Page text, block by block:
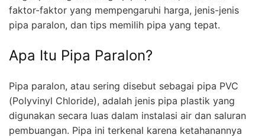
faktor-faktor yang mempengaruhi harga, jenis-jenis
pipa paralon, dan tips memilih pipa yang tepat.
Apa Itu Pipa Paralon?
Pipa paralon, atau sering disebut sebagai pipa PVC
(Polyvinyl Chloride), adalah jenis pipa plastik yang
digunakan secara luas dalam instalasi air dan saluran
pembuangan. Pipa ini terkenal karena ketahanannya